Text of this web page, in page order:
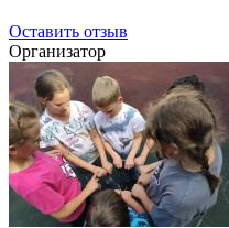
Оставить отзыв
Организатор